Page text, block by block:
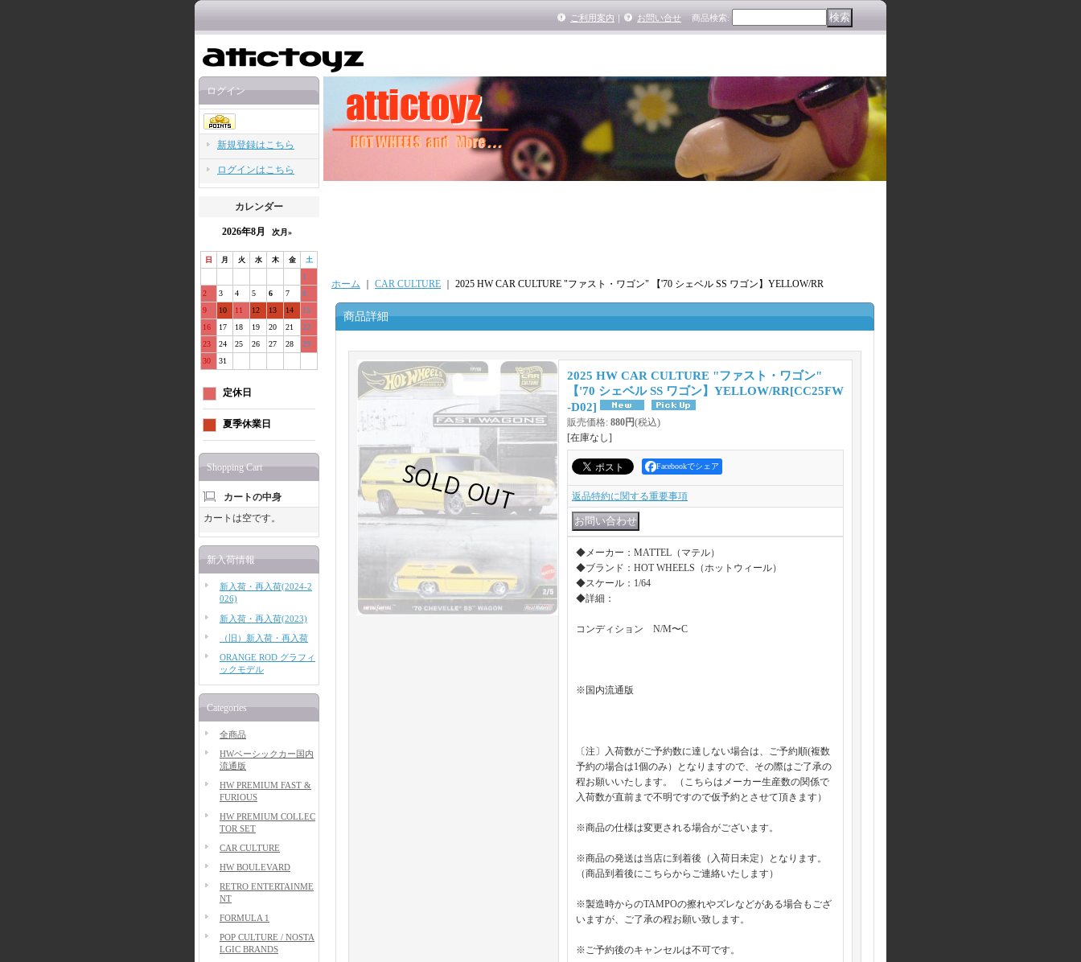
ご利用案内 ｜ お問い合せ 商品検索:
ログイン
新規登録はこちら
ログインはこちら
カレンダー
2026年8月 次月»
日 月 火 水 木 金 土
1
2
3 4 5 6 7
8
9
10 11 12 13 14
15
16
17 18 19 20 21
22
23
24 25 26 27 28
29
30
31
定休日
夏季休業日
Shopping Cart
カートの中身
カートは空です。
新入荷情報
新入荷・再入荷(2024-2
026)
新入荷・再入荷(2023)
（旧）新入荷・再入荷
ORANGE ROD グラフィ
ックモデル
Categories
全商品
HWベーシックカー国内
流通版
HW PREMIUM FAST &
FURIOUS
HW PREMIUM COLLEC
TOR SET
CAR CULTURE
HW BOULEVARD
RETRO ENTERTAINME
NT
FORMULA 1
POP CULTURE / NOSTA
LGIC BRANDS
ホーム CAR CULTURE 2025 HW CAR CULTURE "ファスト・ワゴン" 【'70 シェベル SS ワゴン】YELLOW/RR
商品詳細
2025 HW CAR CULTURE "ファスト・ワゴン"
【'70 シェベル SS ワゴン】YELLOW/RR[CC25FW
-D02]
販売価格: 880円(税込)
[在庫なし]
Facebookでシェア
返品特約に関する重要事項
◆メーカー：MATTEL（マテル）
◆ブランド：HOT WHEELS（ホットウィール）
◆スケール：1/64
◆詳細：
コンディション N/M〜C
※国内流通版
〔注〕入荷数がご予約数に達しない場合は、ご予約順(複数
予約の場合は1個のみ）となりますので、その際はご了承の
程お願いいたします。 （こちらはメーカー生産数の関係で
入荷数が直前まで不明ですので仮予約とさせて頂きます）
※商品の仕様は変更される場合がございます。
※商品の発送は当店に到着後（入荷日未定）となります。
（商品到着後にこちらからご連絡いたします）
※製造時からのTAMPOの擦れやズレなどがある場合もござ
いますが、ご了承の程お願い致します。
※ご予約後のキャンセルは不可です。